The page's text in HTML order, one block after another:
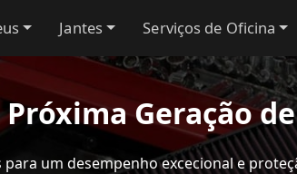
Jantes Serviços de Oficina
Próxima Geração
um desempenho excecional e